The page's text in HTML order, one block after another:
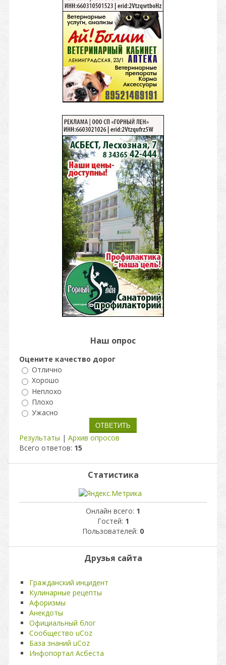
Наш опрос
Оцените качество дорог
Отлично
Хорошо
Неплохо
Плохо
Ужасно
Результаты | Архив опросов
Всего ответов: 15
Статистика
Онлайн всего: 1
Гостей: 1
Пользователей: 0
Друзья сайта
Гражданский инцидент
Кулинарные рецепты
Афоризмы
Анекдоты
Официальный блог
Сообщество uCoz
База знаний uCoz
Инфопортал Асбеста